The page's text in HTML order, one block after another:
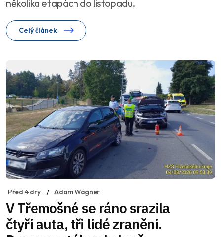
několika etapách do listopadu.
Celý článek
Před 4 dny Adam Wágner
V Třemošné se ráno srazila
čtyři auta, tři lidé zraněni.